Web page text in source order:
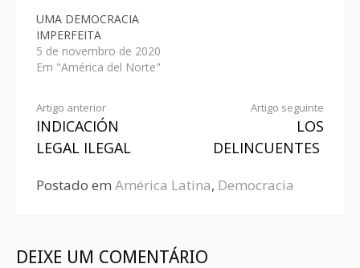
UMA DEMOCRACIA
IMPERFEITA
5 de novembro de 2020
Em "América del Norte"
Artigo anterior
INDICACIÓN
LEGAL ILEGAL
Artigo seguinte
LOS
DELINCUENTES
Postado em América Latina, Democracia
DEIXE UM COMENTÁRIO